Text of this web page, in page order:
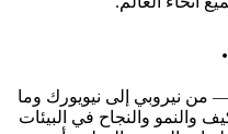
من نيروبي إلى نيويورك وما
والنمو والنجاح في البيئات